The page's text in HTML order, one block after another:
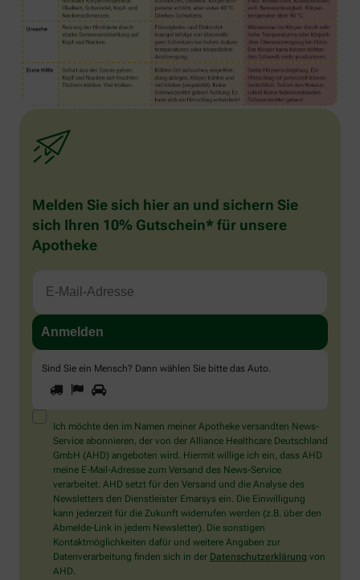
Melden Sie sich hier an und sichern Sie
sich Ihren 10% Gutschein* für unsere
Apotheke
Sind Sie ein Mensch? Dann wählen Sie bitte das Auto
Sie
ein
Mensch?
Dann
wählen
Sie
bitte
das
Auto.
1 2
Ich möchte den im Namen meiner Apotheke versandten News-
Service abonnieren, der von der Alliance Healthcare Deutschland
GmbH (AHD) angeboten wird. Hiermit willige ich ein, dass AHD
meine E-Mail-Adresse zum Versand des News-Service
verarbeitet. AHD setzt für den Versand und die Analyse des
Newsletters den Dienstleister Emarsys ein. Die Einwilligung
kann jederzeit für die Zukunft widerrufen werden (z.B. über den
Abmelde-Link in jedem Newsletter). Die sonstigen
Kontaktmöglichkeiten dafür und weitere Angaben zur
Datenverarbeitung finden sich in der Datenschutzerklärung von
AHD.